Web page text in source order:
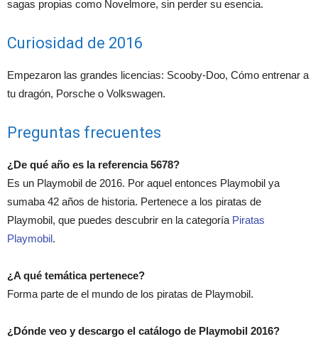
sagas propias como Novelmore, sin perder su esencia.
Curiosidad de 2016
Empezaron las grandes licencias: Scooby-Doo, Cómo entrenar a
tu dragón, Porsche o Volkswagen.
Preguntas frecuentes
¿De qué año es la referencia 5678?
Es un Playmobil de 2016. Por aquel entonces Playmobil ya
sumaba 42 años de historia. Pertenece a los piratas de
Playmobil, que puedes descubrir en la categoría Piratas
Playmobil.
¿A qué temática pertenece?
Forma parte de el mundo de los piratas de Playmobil.
¿Dónde veo y descargo el catálogo de Playmobil 2016?